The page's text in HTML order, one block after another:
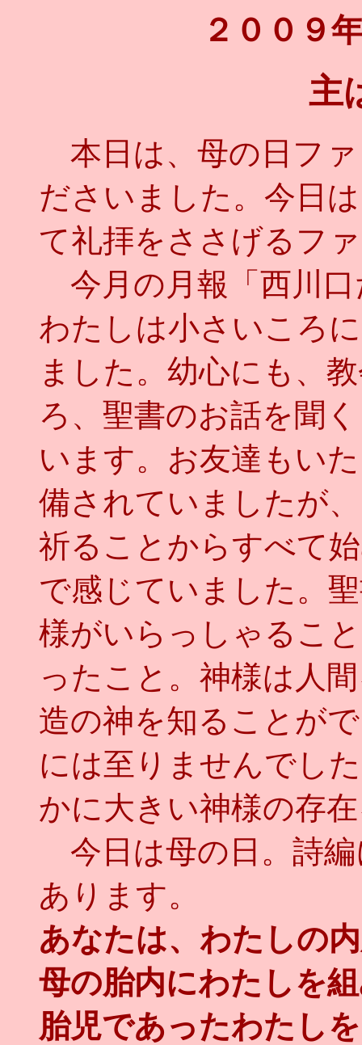
２００
主
本日は、母の日フ
ださいました。今日
て礼拝をささげるフ
今月の月報「西川
わたしは小さいころ
ました。幼心にも、
ろ、聖書のお話を聞
います。お友達もい
備されていましたが
祈ることからすべて
で感じていました。
様がいらっしゃるこ
ったこと。神様は人
造の神を知ることが
には至りませんでし
かに大きい神様の存
今日は母の日。詩
あります。
あなたは、わたしの
母の胎内にわたしを
胎児であったわたし